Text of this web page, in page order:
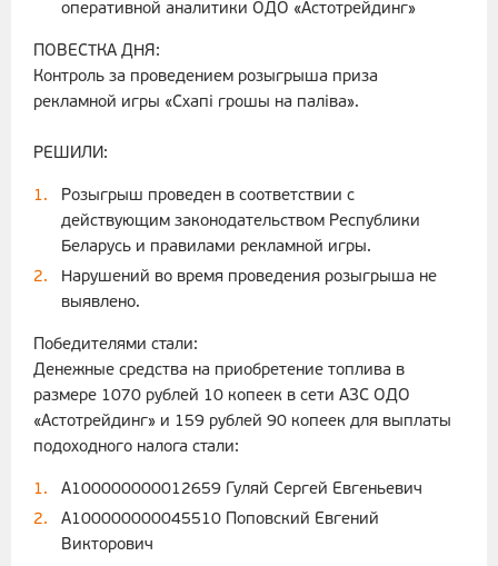
оперативной аналитики ОДО «Астотрейдинг»
ПОВЕСТКА ДНЯ:
Контроль за проведением розыгрыша приза
рекламной игры «Схапі грошы на паліва».
РЕШИЛИ:
Розыгрыш проведен в соответствии с
действующим законодательством Республики
Беларусь и правилами рекламной игры.
Нарушений во время проведения розыгрыша не
выявлено.
Победителями стали:
Денежные средства на приобретение топлива в
размере 1070 рублей 10 копеек в сети АЗС ОДО
«Астотрейдинг» и 159 рублей 90 копеек для выплаты
подоходного налога стали:
A100000000012659 Гуляй Сергей Евгеньевич
A100000000045510 Поповский Евгений
Викторович